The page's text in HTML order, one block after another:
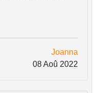
Joanna
08 Aoû 2022